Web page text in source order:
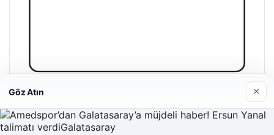
Enes Kaplan Avukatlık Bürosu
28/04/2026
Göz Atın ×